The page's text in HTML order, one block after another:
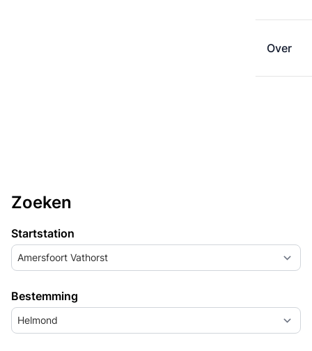
Over
Zoeken
Startstation
Amersfoort Vathorst
Bestemming
Helmond